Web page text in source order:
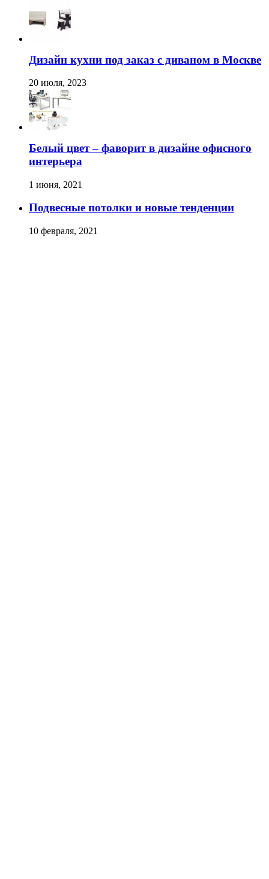
Дизайн кухни под заказ с диваном в Москве
20 июля, 2023
Белый цвет – фаворит в дизайне офисного
интерьера
1 июня, 2021
Подвесные потолки и новые тенденции
10 февраля, 2021